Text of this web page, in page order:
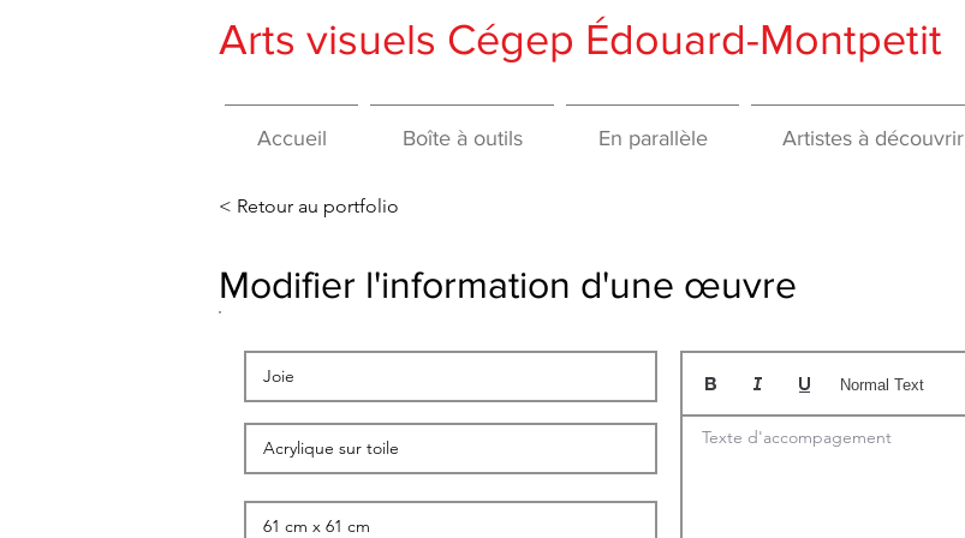
Arts visuels Cégep Édouard-Montpetit
Accueil Boîte à outils En parallèle Artistes à découvrir
< Retour au portfolio
Texte d'accompagement
Normal Text
Modifier l'information d'une œuvre